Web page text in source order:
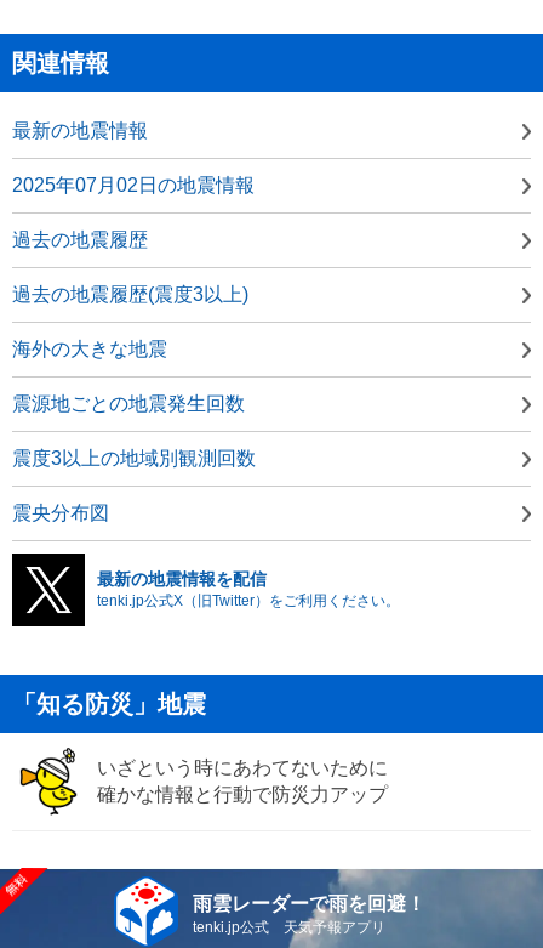
関連情報
最新の地震情報
2025年07月02日の地震情報
過去の地震履歴
過去の地震履歴(震度3以上)
海外の大きな地震
震源地ごとの地震発生回数
震度3以上の地域別観測回数
震央分布図
最新の地震情報を配信
tenki.jp公式X（旧Twitter）をご利用ください。
「知る防災」地震
いざという時にあわてないために
確かな情報と行動で防災力アップ
雨雲レーダーで雨を回避！
tenki.jp公式 天気予報アプリ